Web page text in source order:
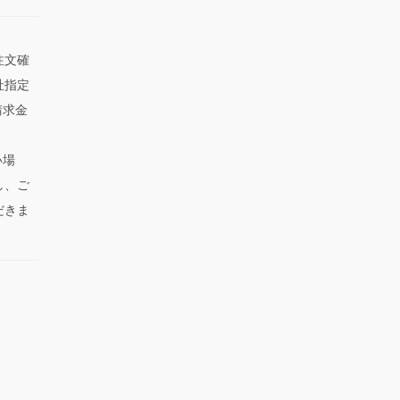
文確
指定
金
、ご
ま